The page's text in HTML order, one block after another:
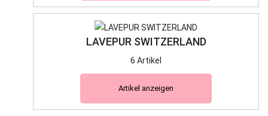
LAVEPUR SWITZERLAND
6 Artikel
Artikel anzeigen